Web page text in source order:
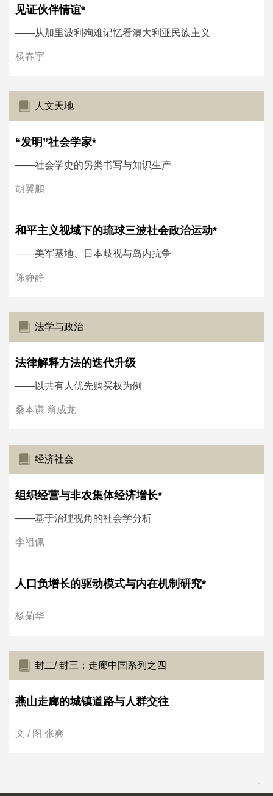
见证伙伴情谊*
——从加里波利殉难记忆看澳大利亚民族主义
杨春宇
人文天地
“发明”社会学家*
——社会学史的另类书写与知识生产
胡翼鹏
和平主义视域下的琉球三波社会政治运动*
——美军基地、日本歧视与岛内抗争
陈静静
法学与政治
法律解释方法的迭代升级
——以共有人优先购买权为例
桑本谦 翁成龙
经济社会
组织经营与非农集体经济增长*
——基于治理视角的社会学分析
李祖佩
人口负增长的驱动模式与内在机制研究*
杨菊华
封二/ 封三：走廊中国系列之四
燕山走廊的城镇道路与人群交往
文 / 图 张爽